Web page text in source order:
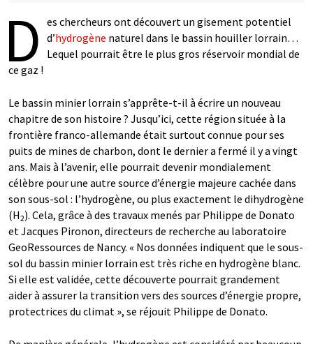
D es chercheurs ont découvert un gisement potentiel
d’hydrogène naturel dans le bassin houiller lorrain…
Lequel pourrait être le plus gros réservoir mondial de
ce gaz !
Le bassin minier lorrain s’apprête-t-il à écrire un nouveau
chapitre de son histoire ? Jusqu’ici, cette région située à la
frontière franco-allemande était surtout connue pour ses
puits de mines de charbon, dont le dernier a fermé il y a vingt
ans. Mais à l’avenir, elle pourrait devenir mondialement
célèbre pour une autre source d’énergie majeure cachée dans
son sous-sol : l’hydrogène, ou plus exactement le dihydrogène
(H2). Cela, grâce à des travaux menés par Philippe de Donato
et Jacques Pironon, directeurs de recherche au laboratoire
GeoRessources de Nancy. « Nos données indiquent que le sous-
sol du bassin minier lorrain est très riche en hydrogène blanc.
Si elle est validée, cette découverte pourrait grandement
aider à assurer la transition vers des sources d’énergie propre,
protectrices du climat », se réjouit Philippe de Donato.